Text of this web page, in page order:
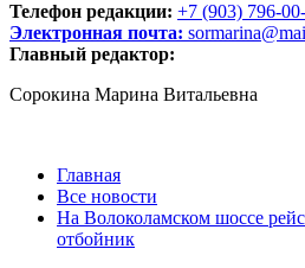
Телефон редакции: +7 (903) 796-
Электронная почта:
Главный редактор:
Сорокина Марина Витальевна
Главная
Все новости
На Волоколамском шоссе
отбойник